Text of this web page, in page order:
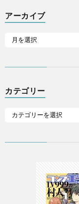
アーカイブ
カテゴリー